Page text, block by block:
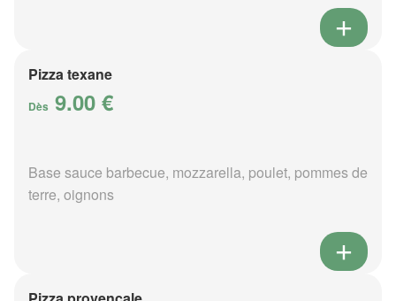
Pizza texane
Dès 9.00 €
Base sauce barbecue, mozzarella, poulet, pommes de
terre, oignons